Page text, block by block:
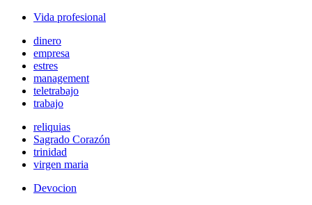
Vida profesional
dinero
empresa
estres
management
teletrabajo
trabajo
reliquias
Sagrado Corazón
trinidad
virgen maria
Devocion